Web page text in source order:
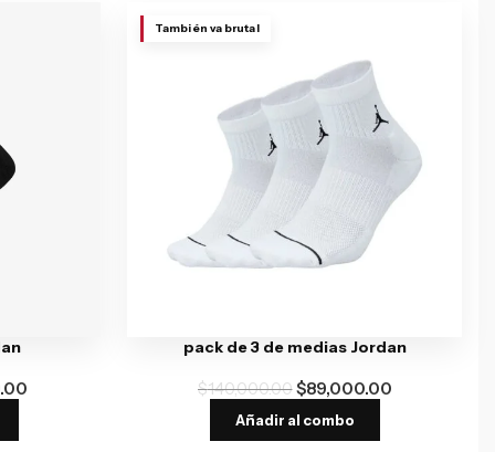
También va brutal
pack de 3 de medias Jordan
$140,000.00$89,000.00
Añadir al combo